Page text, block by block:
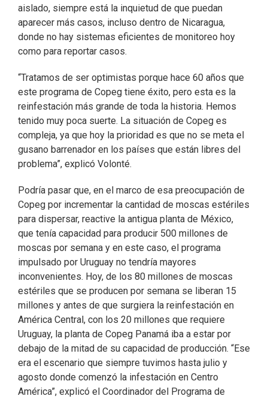
aislado, siempre está la inquietud de que puedan
aparecer más casos, incluso dentro de Nicaragua,
donde no hay sistemas eficientes de monitoreo hoy
como para reportar casos.
“Tratamos de ser optimistas porque hace 60 años que
este programa de Copeg tiene éxito, pero esta es la
reinfestación más grande de toda la historia. Hemos
tenido muy poca suerte. La situación de Copeg es
compleja, ya que hoy la prioridad es que no se meta el
gusano barrenador en los países que están libres del
problema”, explicó Volonté.
Podría pasar que, en el marco de esa preocupación de
Copeg por incrementar la cantidad de moscas estériles
para dispersar, reactive la antigua planta de México,
que tenía capacidad para producir 500 millones de
moscas por semana y en este caso, el programa
impulsado por Uruguay no tendría mayores
inconvenientes. Hoy, de los 80 millones de moscas
estériles que se producen por semana se liberan 15
millones y antes de que surgiera la reinfestación en
América Central, con los 20 millones que requiere
Uruguay, la planta de Copeg Panamá iba a estar por
debajo de la mitad de su capacidad de producción. “Ese
era el escenario que siempre tuvimos hasta julio y
agosto donde comenzó la infestación en Centro
América”, explicó el Coordinador del Programa de